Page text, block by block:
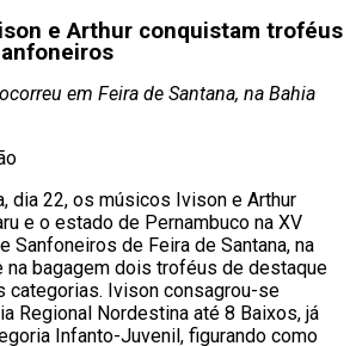
e Arthur conquistam troféus
em Feira de Santana, na Bahia
dia 22, os músicos Ivison e Arthur
e o estado de Pernambuco na XV
Sanfoneiros de Feira de Santana, na
na bagagem dois troféus de destaque
categorias. Ivison consagrou-se
Regional Nordestina até 8 Baixos, já
Infanto-Juvenil, figurando como